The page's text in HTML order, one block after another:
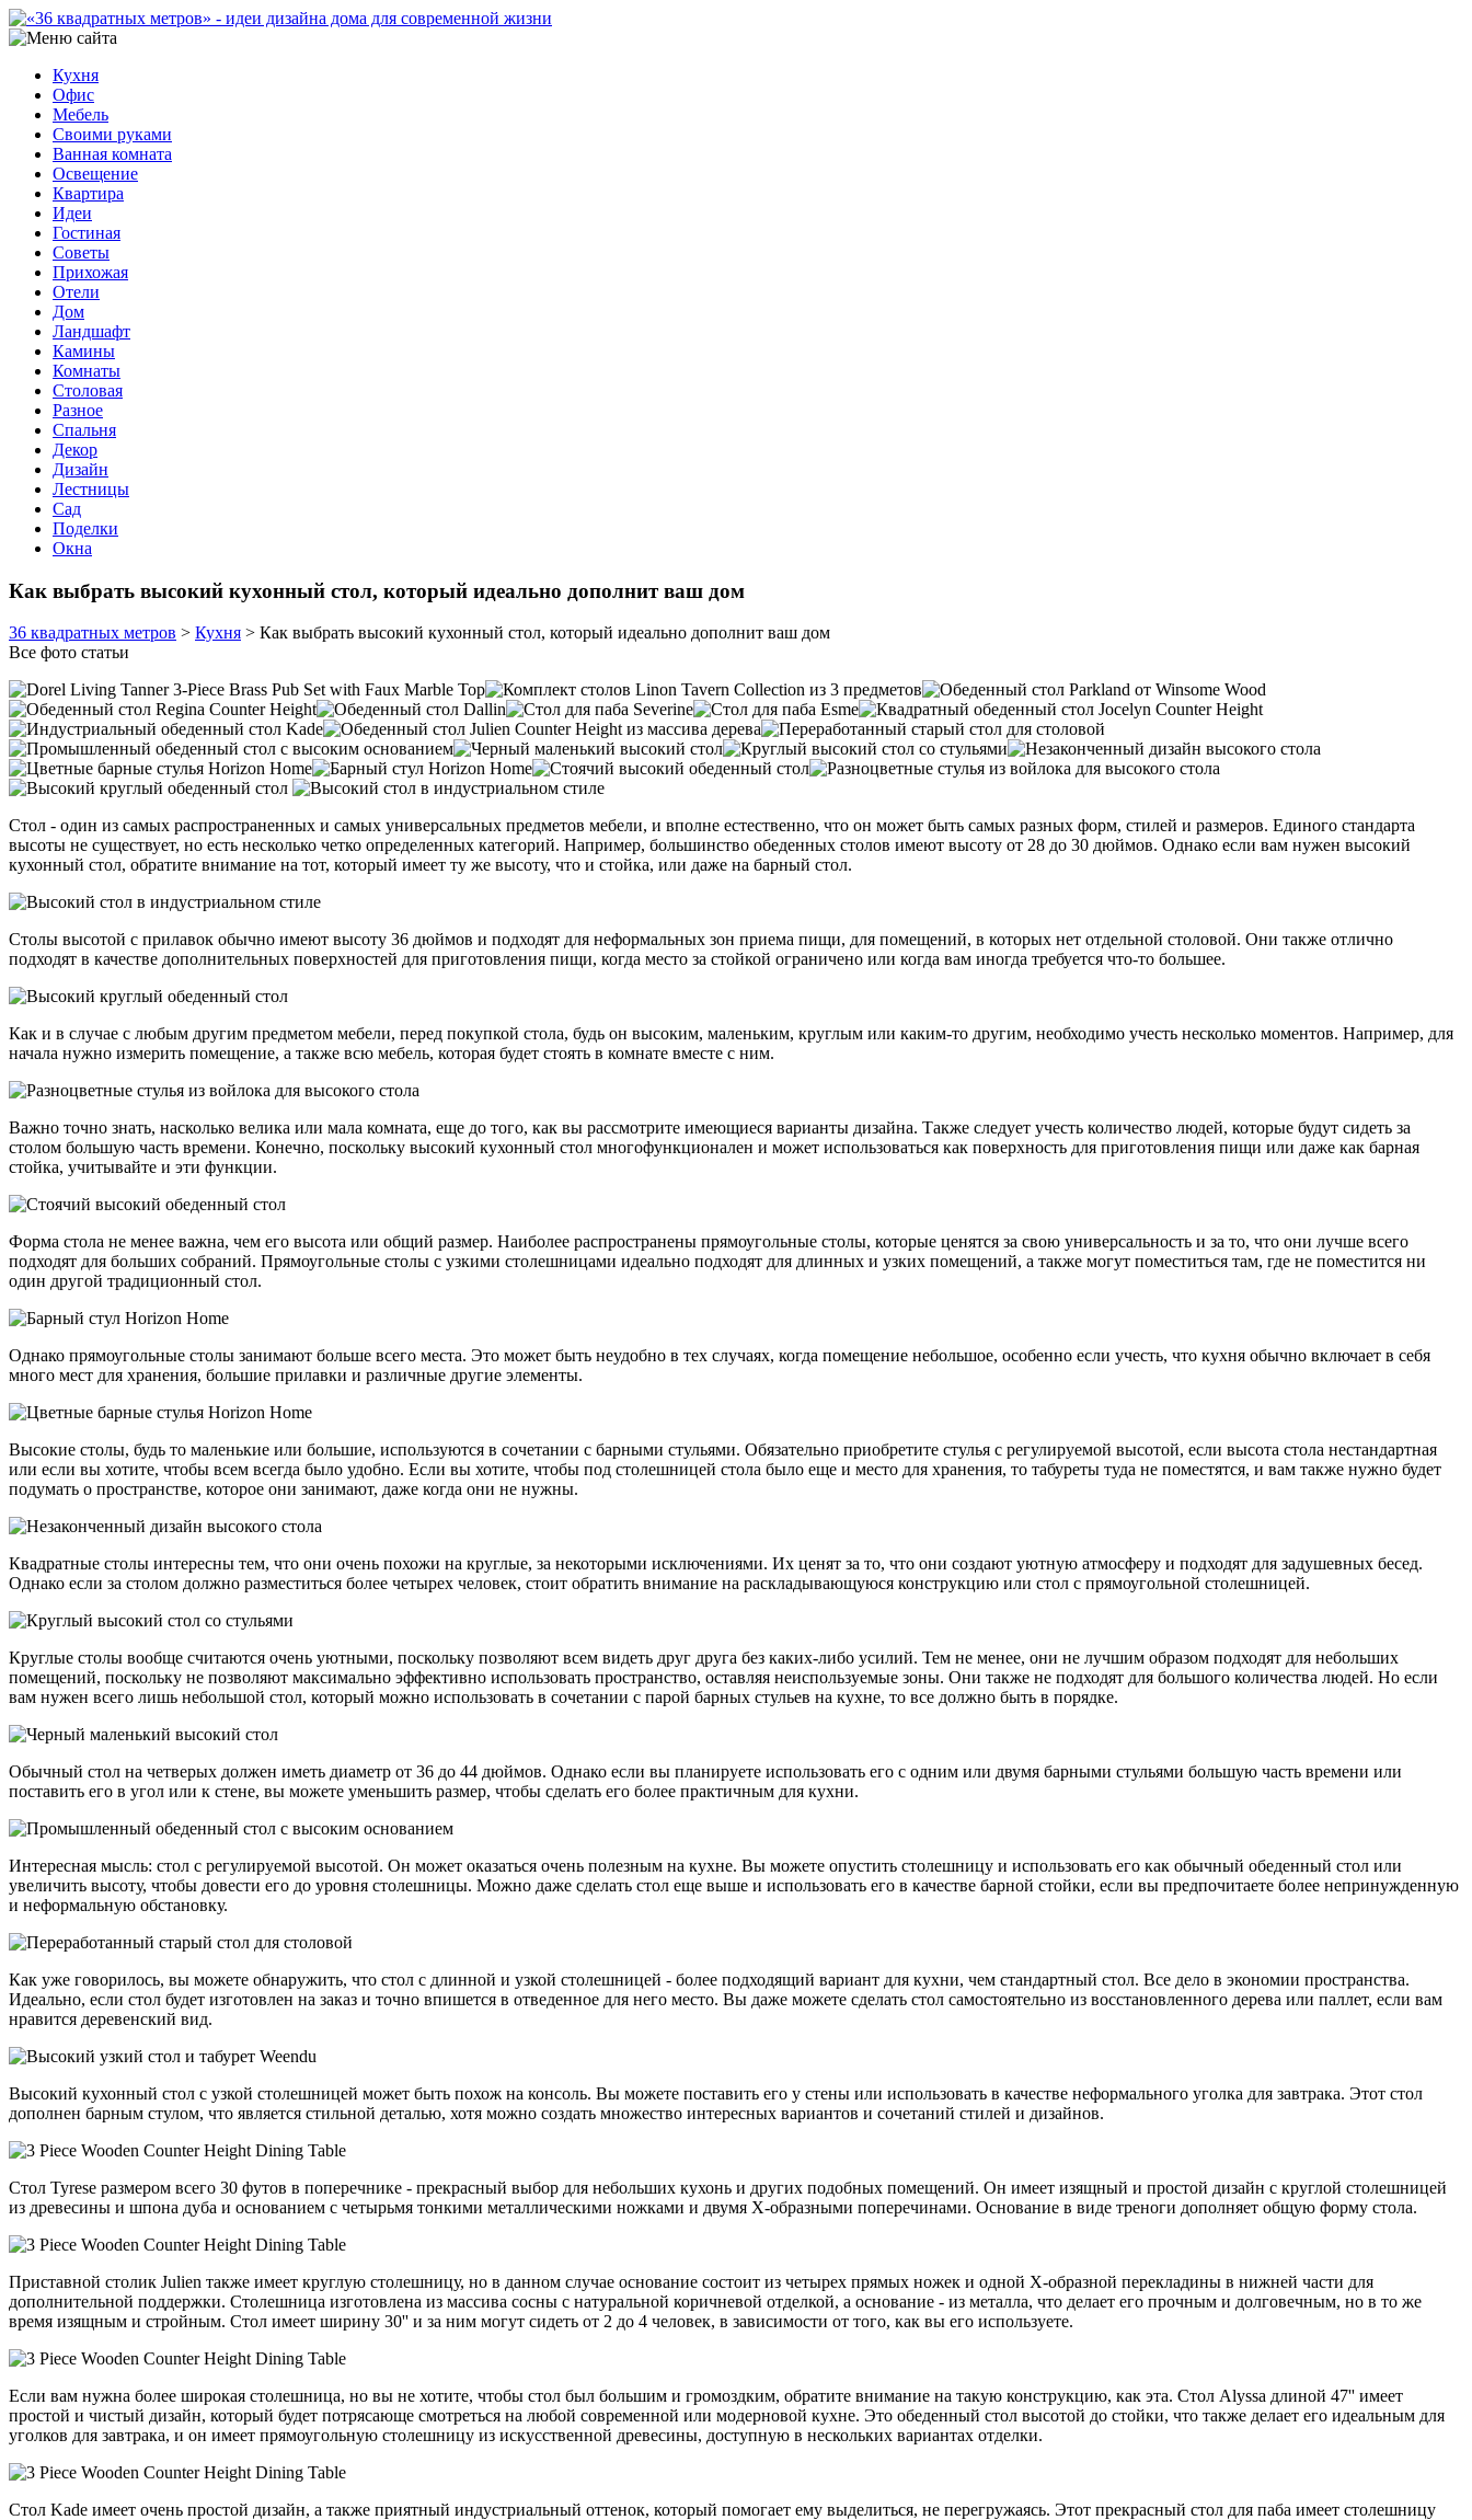
Кухня
Офис
Мебель
Своими руками
Ванная комната
Освещение
Квартира
Идеи
Гостиная
Советы
Прихожая
Отели
Дом
Ландшафт
Камины
Комнаты
Столовая
Разное
Спальня
Декор
Дизайн
Лестницы
Сад
Поделки
Окна
Как выбрать высокий кухонный стол, который идеально дополнит ваш дом
36 квадратных метров > Кухня > Как выбрать высокий кухонный стол, который идеально дополнит ваш дом
Все фото статьи
Стол - один из самых распространенных и самых универсальных предметов мебели, и вполне естественно, что он может быть самых разных форм, стилей и размеров. Единого стандарта
высоты не существует, но есть несколько четко определенных категорий. Например, большинство обеденных столов имеют высоту от 28 до 30 дюймов. Однако если вам нужен высокий
кухонный стол, обратите внимание на тот, который имеет ту же высоту, что и стойка, или даже на барный стол.
Столы высотой с прилавок обычно имеют высоту 36 дюймов и подходят для неформальных зон приема пищи, для помещений, в которых нет отдельной столовой. Они также отлично
подходят в качестве дополнительных поверхностей для приготовления пищи, когда место за стойкой ограничено или когда вам иногда требуется что-то большее.
Как и в случае с любым другим предметом мебели, перед покупкой стола, будь он высоким, маленьким, круглым или каким-то другим, необходимо учесть несколько моментов. Например, для
начала нужно измерить помещение, а также всю мебель, которая будет стоять в комнате вместе с ним.
Важно точно знать, насколько велика или мала комната, еще до того, как вы рассмотрите имеющиеся варианты дизайна. Также следует учесть количество людей, которые будут сидеть за
столом большую часть времени. Конечно, поскольку высокий кухонный стол многофункционален и может использоваться как поверхность для приготовления пищи или даже как барная
стойка, учитывайте и эти функции.
Форма стола не менее важна, чем его высота или общий размер. Наиболее распространены прямоугольные столы, которые ценятся за свою универсальность и за то, что они лучше всего
подходят для больших собраний. Прямоугольные столы с узкими столешницами идеально подходят для длинных и узких помещений, а также могут поместиться там, где не поместится ни
один другой традиционный стол.
Однако прямоугольные столы занимают больше всего места. Это может быть неудобно в тех случаях, когда помещение небольшое, особенно если учесть, что кухня обычно включает в себя
много мест для хранения, большие прилавки и различные другие элементы.
Высокие столы, будь то маленькие или большие, используются в сочетании с барными стульями. Обязательно приобретите стулья с регулируемой высотой, если высота стола нестандартная
или если вы хотите, чтобы всем всегда было удобно. Если вы хотите, чтобы под столешницей стола было еще и место для хранения, то табуреты туда не поместятся, и вам также нужно будет
подумать о пространстве, которое они занимают, даже когда они не нужны.
Квадратные столы интересны тем, что они очень похожи на круглые, за некоторыми исключениями. Их ценят за то, что они создают уютную атмосферу и подходят для задушевных бесед.
Однако если за столом должно разместиться более четырех человек, стоит обратить внимание на раскладывающуюся конструкцию или стол с прямоугольной столешницей.
Круглые столы вообще считаются очень уютными, поскольку позволяют всем видеть друг друга без каких-либо усилий. Тем не менее, они не лучшим образом подходят для небольших
помещений, поскольку не позволяют максимально эффективно использовать пространство, оставляя неиспользуемые зоны. Они также не подходят для большого количества людей. Но если
вам нужен всего лишь небольшой стол, который можно использовать в сочетании с парой барных стульев на кухне, то все должно быть в порядке.
Обычный стол на четверых должен иметь диаметр от 36 до 44 дюймов. Однако если вы планируете использовать его с одним или двумя барными стульями большую часть времени или
поставить его в угол или к стене, вы можете уменьшить размер, чтобы сделать его более практичным для кухни.
Интересная мысль: стол с регулируемой высотой. Он может оказаться очень полезным на кухне. Вы можете опустить столешницу и использовать его как обычный обеденный стол или
увеличить высоту, чтобы довести его до уровня столешницы. Можно даже сделать стол еще выше и использовать его в качестве барной стойки, если вы предпочитаете более непринужденную
и неформальную обстановку.
Как уже говорилось, вы можете обнаружить, что стол с длинной и узкой столешницей - более подходящий вариант для кухни, чем стандартный стол. Все дело в экономии пространства.
Идеально, если стол будет изготовлен на заказ и точно впишется в отведенное для него место. Вы даже можете сделать стол самостоятельно из восстановленного дерева или паллет, если вам
нравится деревенский вид.
Высокий кухонный стол с узкой столешницей может быть похож на консоль. Вы можете поставить его у стены или использовать в качестве неформального уголка для завтрака. Этот стол
дополнен барным стулом, что является стильной деталью, хотя можно создать множество интересных вариантов и сочетаний стилей и дизайнов.
Стол Tyrese размером всего 30 футов в поперечнике - прекрасный выбор для небольших кухонь и других подобных помещений. Он имеет изящный и простой дизайн с круглой столешницей
из древесины и шпона дуба и основанием с четырьмя тонкими металлическими ножками и двумя Х-образными поперечинами. Основание в виде треноги дополняет общую форму стола.
Приставной столик Julien также имеет круглую столешницу, но в данном случае основание состоит из четырех прямых ножек и одной Х-образной перекладины в нижней части для
дополнительной поддержки. Столешница изготовлена из массива сосны с натуральной коричневой отделкой, а основание - из металла, что делает его прочным и долговечным, но в то же
время изящным и стройным. Стол имеет ширину 30'' и за ним могут сидеть от 2 до 4 человек, в зависимости от того, как вы его используете.
Если вам нужна более широкая столешница, но вы не хотите, чтобы стол был большим и громоздким, обратите внимание на такую конструкцию, как эта. Стол Alyssa длиной 47'' имеет
простой и чистый дизайн, который будет потрясающе смотреться на любой современной или модерновой кухне. Это обеденный стол высотой до стойки, что также делает его идеальным для
уголков для завтрака, и он имеет прямоугольную столешницу из искусственной древесины, доступную в нескольких вариантах отделки.
Стол Kade имеет очень простой дизайн, а также приятный индустриальный оттенок, который помогает ему выделиться, не перегружаясь. Этот прекрасный стол для паба имеет столешницу